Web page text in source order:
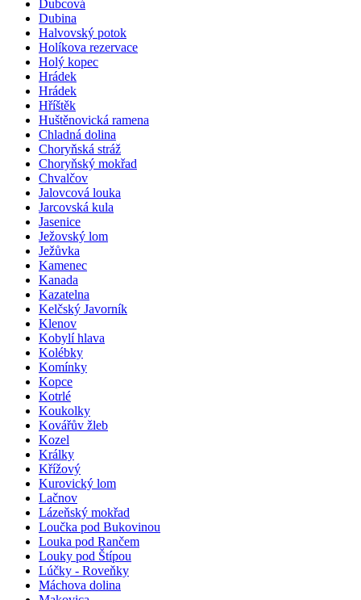
Dubcová
Dubina
Halvovský potok
Holíkova rezervace
Holý kopec
Hrádek
Hrádek
Hříštěk
Huštěnovická ramena
Chladná dolina
Choryňská stráž
Choryňský mokřad
Chvalčov
Jalovcová louka
Jarcovská kula
Jasenice
Ježovský lom
Ježůvka
Kamenec
Kanada
Kazatelna
Kelčský Javorník
Klenov
Kobylí hlava
Kolébky
Komínky
Kopce
Kotrlé
Koukolky
Kovářův žleb
Kozel
Králky
Křížový
Kurovický lom
Lačnov
Lázeňský mokřad
Loučka pod Bukovinou
Louka pod Rančem
Louky pod Štípou
Lúčky - Roveňky
Máchova dolina